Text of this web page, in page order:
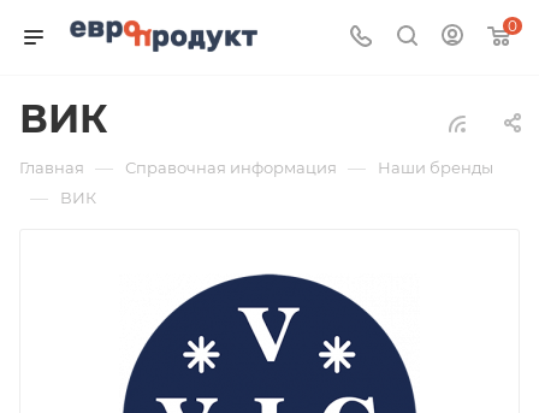
0
ВИК
Главная — Справочная информация — Наши бренды
— ВИК